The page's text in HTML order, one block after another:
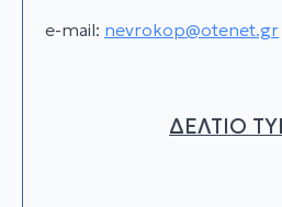
e-mail: nevrokop@otenet.gr
ΔΕΛΤΙΟ